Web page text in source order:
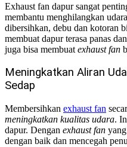
Exhaust fan dapur sangat
membantu menghilangkan
dibersihkan, debu dan kotoran
membuat dapur terasa panas
juga bisa membuat exhaust fan
Meningkatkan Aliran
Sedap
Membersihkan exhaust fan
meningkatkan kualitas udara.
dapur. Dengan exhaust fan
dengan baik dan mencegah